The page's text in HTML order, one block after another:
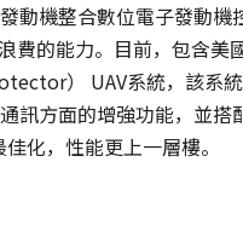
動機整合數位電子發動
費的能力。目前，包含
） UAV系統，該系
訊方面的增強功能，並
化，性能更上一層樓。